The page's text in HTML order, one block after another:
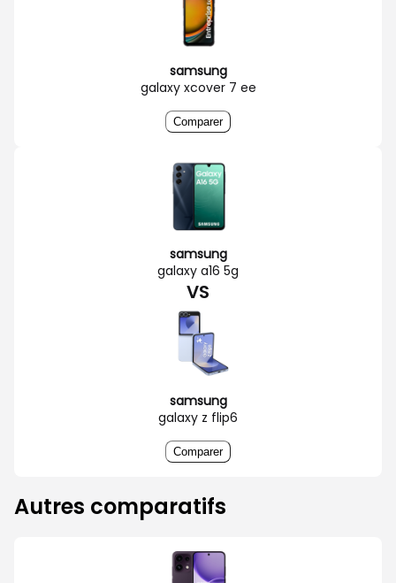
samsung
galaxy xcover 7 ee
Comparer
samsung
galaxy a16 5g
VS
samsung
galaxy z flip6
Comparer
Autres comparatifs